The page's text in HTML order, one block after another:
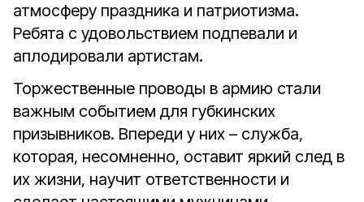
атмосферу праздника и патриотизма.
Ребята с удовольствием подпевали и
аплодировали артистам.
Торжественные проводы в армию стали
важным событием для губкинских
призывников. Впереди у них – служба,
которая, несомненно, оставит яркий след в
их жизни, научит ответственности и